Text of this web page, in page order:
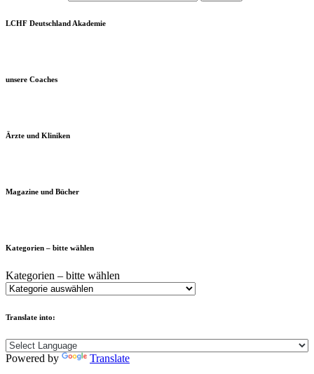
LCHF Deutschland Akademie
unsere Coaches
Ärzte und Kliniken
Magazine und Bücher
Kategorien – bitte wählen
Kategorien – bitte wählen
Translate into:
Powered by Translate